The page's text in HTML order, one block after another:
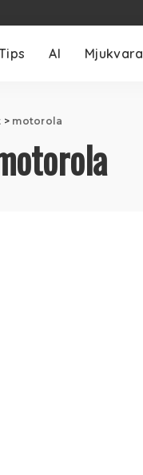
AI Mjukvara
> motorola